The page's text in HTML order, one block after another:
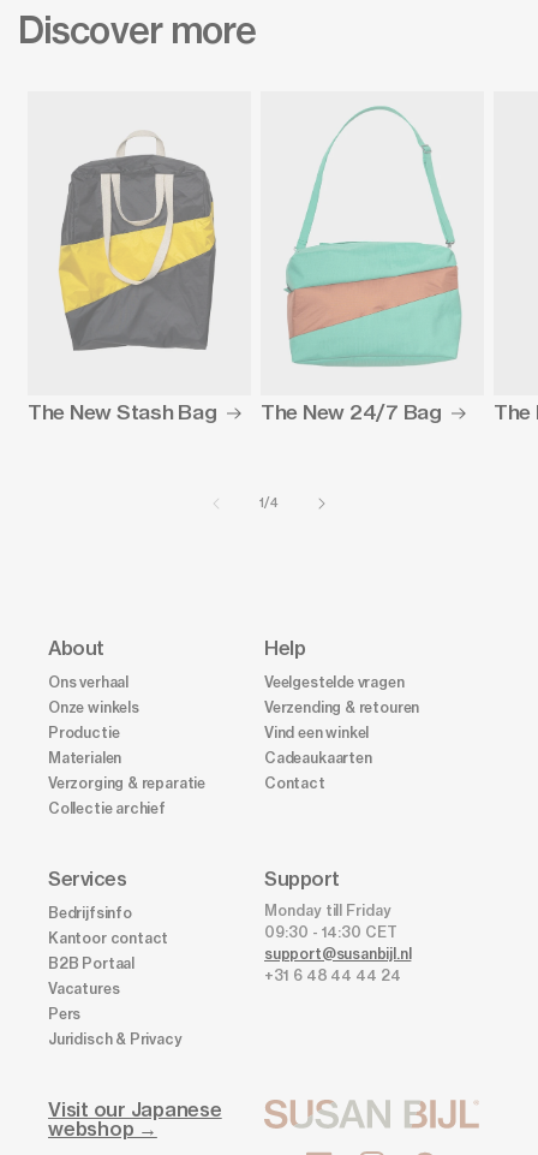
Discover more
The New Stash Bag The New 24/7 Bag The
1/van
4
About
Ons verhaal
Onze winkels
Productie
Materialen
Verzorging & reparatie
Collectie archief
Help
Veelgestelde vragen
Verzending & retouren
Vind een winkel
Cadeaukaarten
Contact
Services
Bedrijfsinfo
Kantoor contact
B2B Portaal
Vacatures
Pers
Juridisch & Privacy
Support
Monday till Friday
09:30 - 14:30 CET
support@susanbijl.nl
+31 6 48 44 44 24
Visit our Japanese
webshop →